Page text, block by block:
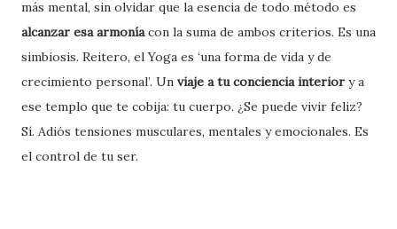
más mental, sin olvidar que la esencia de todo método es
alcanzar esa armonía con la suma de ambos criterios. Es una
simbiosis. Reitero, el Yoga es ‘una forma de vida y de
crecimiento personal’. Un viaje a tu conciencia interior y a
ese templo que te cobija: tu cuerpo. ¿Se puede vivir feliz?
Sí. Adiós tensiones musculares, mentales y emocionales. Es
el control de tu ser.